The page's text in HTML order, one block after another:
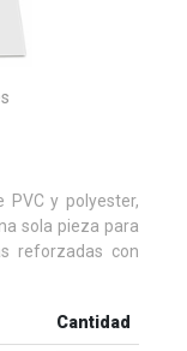
PVC y polyester,
sola pieza para
reforzadas con
Cantidad